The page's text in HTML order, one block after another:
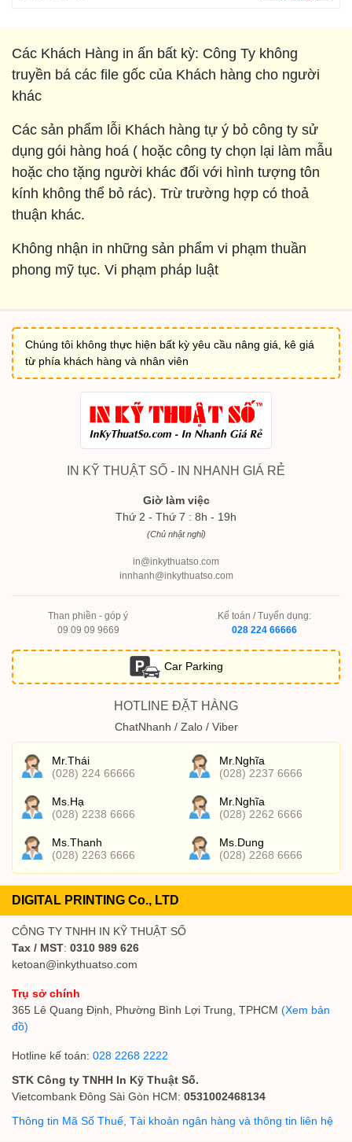
Các Khách Hàng in ấn bất kỳ: Công Ty không
truyền bá các file gốc của Khách hàng cho người
khác
Các sản phẩm lỗi Khách hàng tự ý bỏ công ty sử
dụng gói hàng hoá ( hoặc công ty chọn lại làm mẫu
hoặc cho tặng người khác đối với hình tượng tôn
kính không thể bỏ rác). Trừ trường hợp có thoả
thuận khác.
Không nhận in những sản phẩm vi phạm thuần
phong mỹ tục. Vi phạm pháp luật
Chúng tôi không thực hiện bất kỳ yêu cầu nâng giá, kê giá
từ phía khách hàng và nhân viên
IN KỸ THUẬT SỐ - IN NHANH GIÁ RẺ
Giờ làm việc
Thứ 2 - Thứ 7 : 8h - 19h
(Chủ nhật nghỉ)
in@inkythuatso.com
innhanh@inkythuatso.com
Than phiền - góp ý
09 09 09 9669
Kế toán / Tuyển dụng:
028 224 66666
Car Parking
HOTLINE ĐẶT HÀNG
ChatNhanh / Zalo / Viber
Mr.Thái
(028) 224 66666
Mr.Nghĩa
(028) 2237 6666
Ms.Hạ
(028) 2238 6666
Mr.Nghĩa
(028) 2262 6666
Ms.Thanh
(028) 2263 6666
Ms.Dung
(028) 2268 6666
DIGITAL PRINTING Co., LTD
CÔNG TY TNHH IN KỸ THUẬT SỐ
Tax / MST: 0310 989 626
ketoan@inkythuatso.com
Trụ sở chính
365 Lê Quang Định, Phường Bình Lợi Trung, TPHCM (Xem bản
đồ)
Hotline kế toán: 028 2268 2222
STK Công ty TNHH In Kỹ Thuật Số.
Vietcombank Đông Sài Gòn HCM: 0531002468134
Thông tin Mã Số Thuế, Tài khoản ngân hàng và thông tin liên hệ